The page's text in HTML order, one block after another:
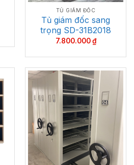
TỦ GIÁM ĐỐC
Tủ giám đốc sang
trọng SD-31B2018
7.800.000₫